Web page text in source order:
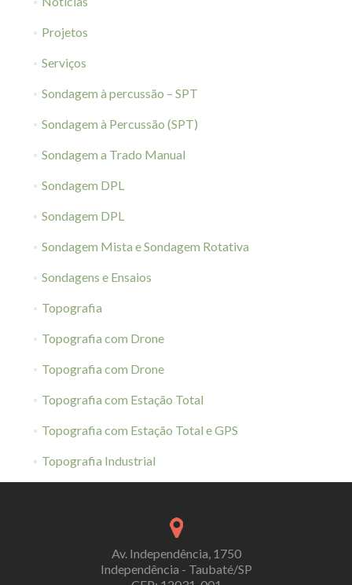
Projetos
Serviços
Sondagem à percussão – SPT
Sondagem à Percussão (SPT)
Sondagem a Trado Manual
Sondagem DPL
Sondagem DPL
Sondagem Mista e Sondagem Rotativa
Sondagens e Ensaios
Topografia
Topografia com Drone
Topografia com Drone
Topografia com Estação Total
Topografia com Estação Total e GPS
Topografia Industrial
Av. Independência, 1750
Independência - Taubaté/SP